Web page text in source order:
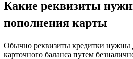
Какие реквизиты
пополнения карты
Обычно реквизиты кредитки нужны
карточного баланса путем